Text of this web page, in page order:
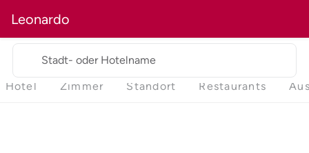
Leonardo
Stadt- oder Hotelname
Hotel Zimmer Standort Restaurants